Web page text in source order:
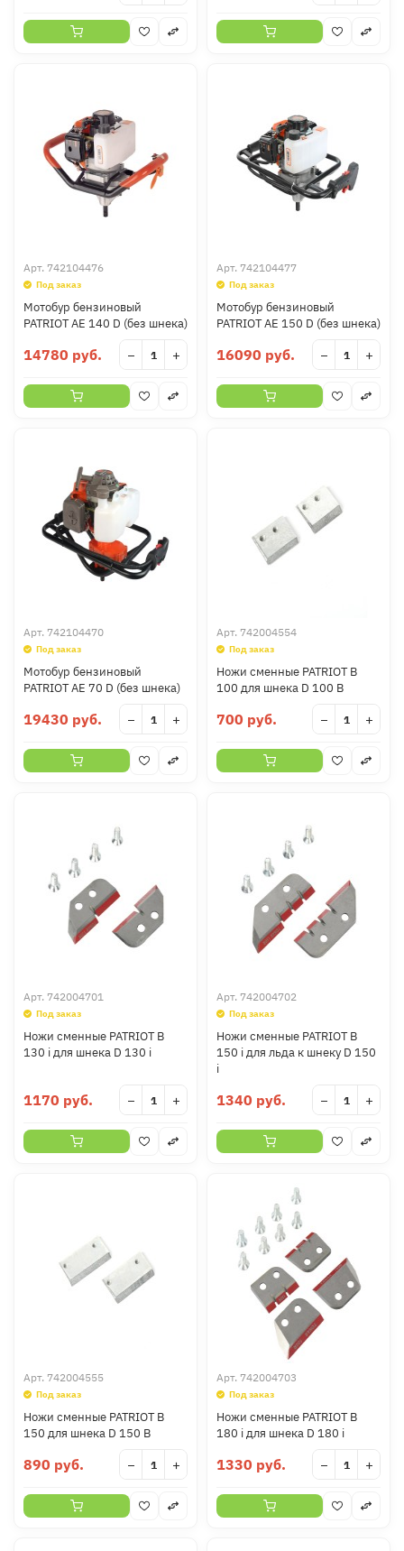
Арт. 742104476
Под заказ
Мотобур бензиновый
PATRIOT AE 140 D (без шнека)
14780 руб. − +
Арт. 742104477
Под заказ
Мотобур бензиновый
PATRIOT AE 150 D (без шнека)
16090 руб. − +
Арт. 742104470
Под заказ
Мотобур бензиновый
PATRIOT AE 70 D (без шнека)
19430 руб. − +
Арт. 742004554
Под заказ
Ножи сменные PATRIOT B
100 для шнека D 100 B
700 руб. − +
Арт. 742004701
Под заказ
Ножи сменные PATRIOT B
130 i для шнека D 130 i
1170 руб. − +
Арт. 742004702
Под заказ
Ножи сменные PATRIOT B
150 i для льда к шнеку D 150
i
1340 руб. − +
Арт. 742004555
Под заказ
Ножи сменные PATRIOT B
150 для шнека D 150 B
890 руб. − +
Арт. 742004703
Под заказ
Ножи сменные PATRIOT B
180 i для шнека D 180 i
1330 руб. − +